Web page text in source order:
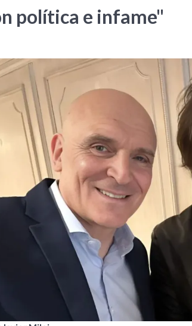
política e infame"